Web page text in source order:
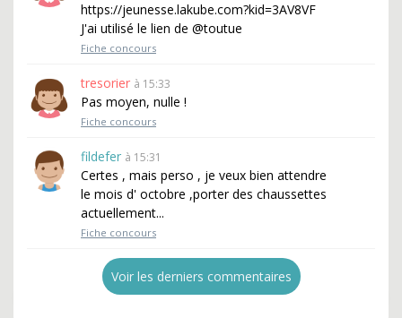
https://jeunesse.lakube.com?kid=3AV8VF
J'ai utilisé le lien de @toutue
Fiche concours
tresorier à 15:33
Pas moyen, nulle !
Fiche concours
fildefer à 15:31
Certes , mais perso , je veux bien attendre
le mois d' octobre ,porter des chaussettes
actuellement...
Fiche concours
Voir les derniers commentaires